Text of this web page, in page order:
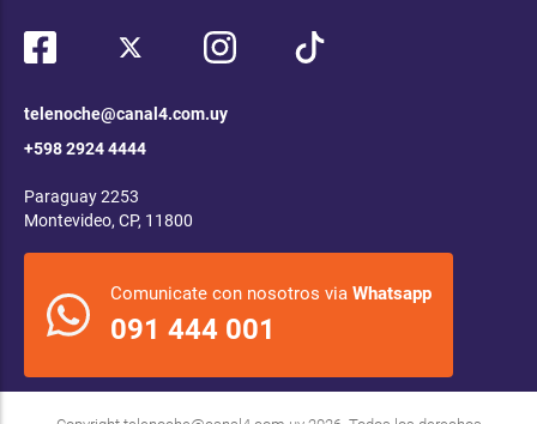
telenoche@canal4.com.uy
+598 2924 4444
Paraguay 2253
Montevideo, CP, 11800
Comunicate con nosotros via Whatsapp
091 444 001